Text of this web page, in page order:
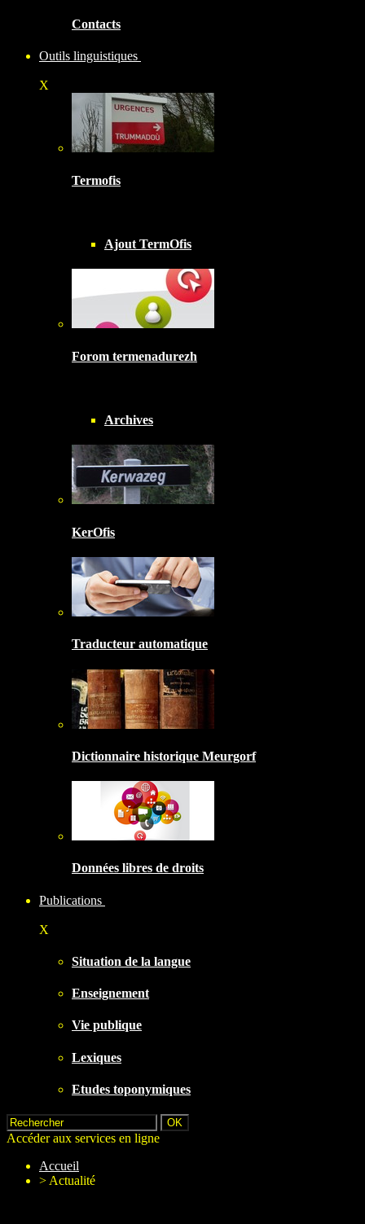
Contacts
Outils linguistiques
X
Termofis
Ajout TermOfis
Forom termenadurezh
Archives
KerOfis
Traducteur automatique
Dictionnaire historique Meurgorf
Données libres de droits
Publications
X
Situation de la langue
Enseignement
Vie publique
Lexiques
Etudes toponymiques
Accéder aux services en ligne
Accueil
> Actualité